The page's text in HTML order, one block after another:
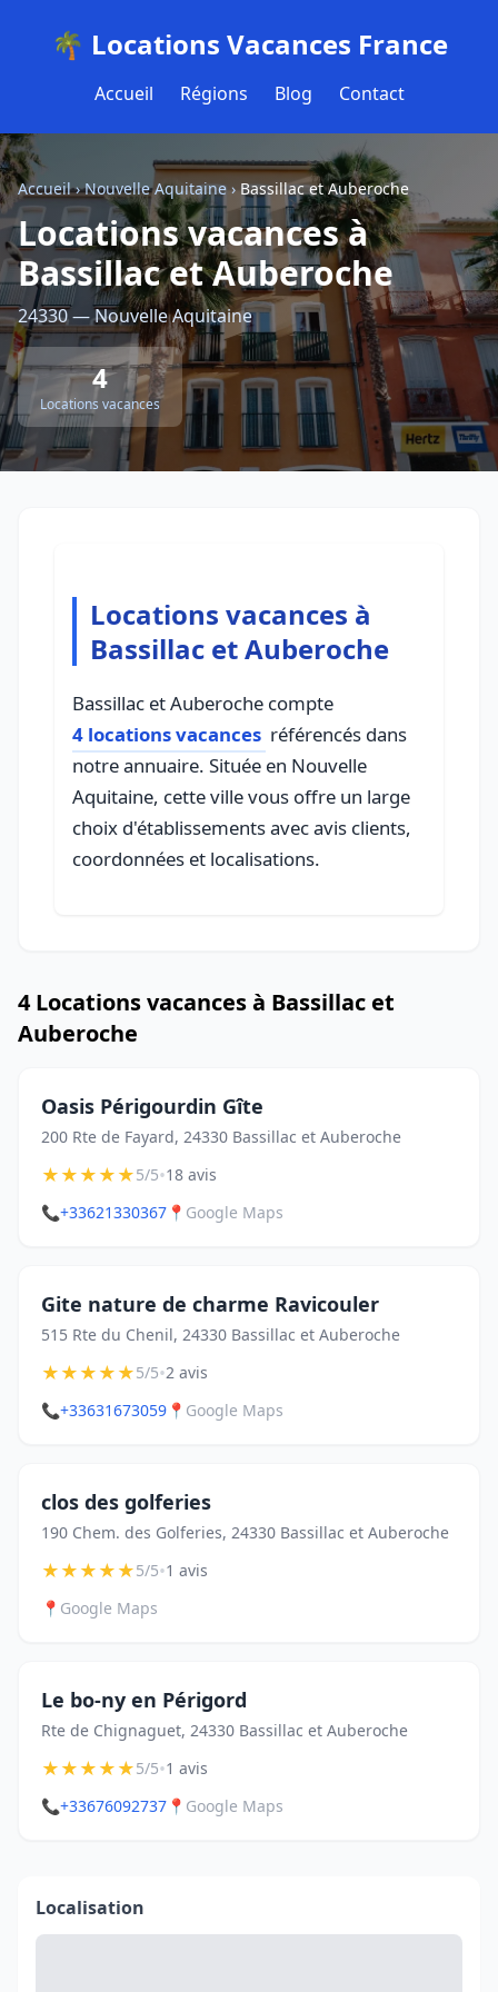
🌴 Locations Vacances France
Accueil Régions Blog Contact
Accueil›Nouvelle Aquitaine› Bassillac et Auberoche
Locations vacances à
Bassillac et Auberoche
24330 — Nouvelle Aquitaine
4
Locations vacances
Locations vacances à
Bassillac et Auberoche
Bassillac et Auberoche compte
4 locations vacances référencés dans
notre annuaire. Située en Nouvelle
Aquitaine, cette ville vous offre un large
choix d'établissements avec avis clients,
coordonnées et localisations.
4 Locations vacances à Bassillac et
Auberoche
Oasis Périgourdin Gîte
200 Rte de Fayard, 24330 Bassillac et Auberoche
★★★★★5/5•18 avis
📞+33621330367 📍 Google Maps
Gite nature de charme Ravicouler
515 Rte du Chenil, 24330 Bassillac et Auberoche
★★★★★5/5•2 avis
📞+33631673059 📍 Google Maps
clos des golferies
190 Chem. des Golferies, 24330 Bassillac et Auberoche
★★★★★5/5•1 avis
📍 Google Maps
Le bo-ny en Périgord
Rte de Chignaguet, 24330 Bassillac et Auberoche
★★★★★5/5•1 avis
📞+33676092737 📍 Google Maps
Localisation